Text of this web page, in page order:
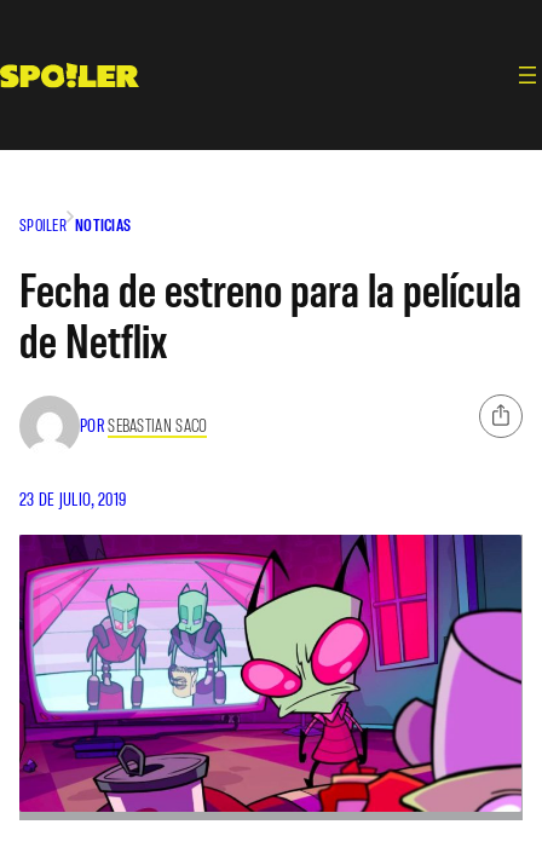
contenido
SPOILER NOTICIAS
Fecha de estreno para la película
de Netflix
PORSEBASTIAN SACO
23 DE JULIO, 2019